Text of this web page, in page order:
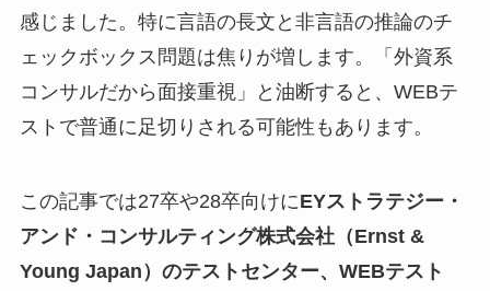
感じました。特に言語の長文と非言語の推論のチ
ェックボックス問題は焦りが増します。「外資系
コンサルだから面接重視」と油断すると、WEBテ
ストで普通に足切りされる可能性もあります。
この記事では27卒や28卒向けにEYストラテジー・
アンド・コンサルティング株式会社（Ernst &
Young Japan）のテストセンター、WEBテスト